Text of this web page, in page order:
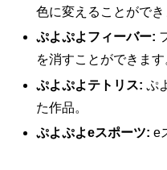
色に変えることができ
ぷよぷよフィーバー:
を消すことができます
ぷよぷよテトリス: ぷ
た作品。
ぷよぷよeスポーツ: e